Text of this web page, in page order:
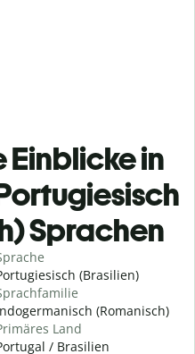
Einblicke in
Sprachen
(Brasilien)
(Romanisch)
Land
/ Brasilien